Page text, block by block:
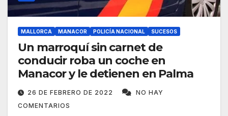
MALLORCA MANACOR POLICÍA NACIONAL SUCESOS
Un marroquí sin carnet de
conducir roba un coche en
Manacor y le detienen en Palma
26 DE FEBRERO DE 2022
NO HAY
COMENTARIOS